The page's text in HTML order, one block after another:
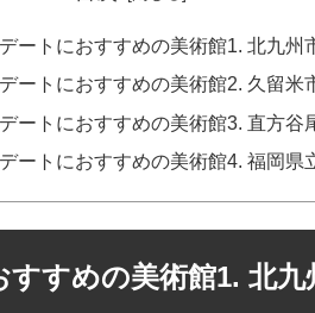
ートにおすすめの美術館1. 北九州
ートにおすすめの美術館2. 久留米
ートにおすすめの美術館3. 直方谷
ートにおすすめの美術館4. 福岡県
すめの美術館1. 北九